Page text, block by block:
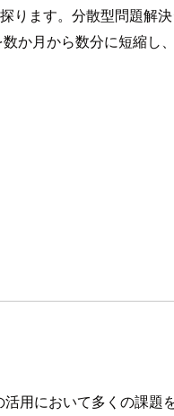
ます。分散型問題解
か月から数分に短縮し
用において多くの課題